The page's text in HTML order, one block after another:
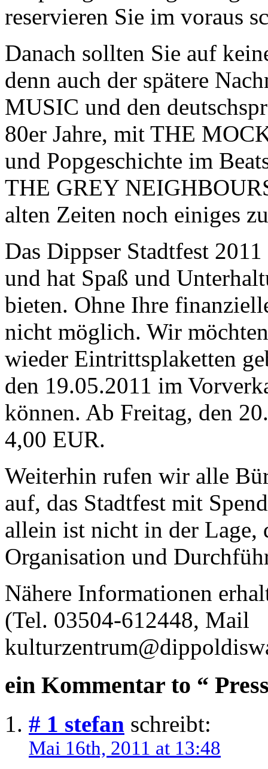
reservieren Sie im voraus
Danach sollten Sie auf
denn auch der spätere
MUSIC und den
80er Jahre, mit THE
und Popgeschichte im
THE GREY
alten Zeiten noch einiges
Das Dippser Stadtfest
und hat Spaß und
bieten. Ohne Ihre
nicht möglich. Wir
wieder Eintrittsplaketten
den 19.05.2011 im
können. Ab Freitag, den
4,00 EUR.
Weiterhin rufen wir alle
auf, das Stadtfest mit
allein ist nicht in der Lage,
Organisation und
Nähere Informationen
(Tel. 03504-612448, Mail
ein Kommentar to “
# 1 stefan schreibt:
Mai 16th, 2011 at 13:48